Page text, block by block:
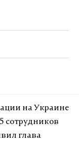
на Украине
сотрудников
глава